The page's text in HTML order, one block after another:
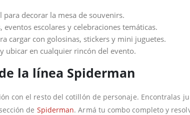
para decorar la mesa de souvenirs.
eventos escolares y celebraciones temáticas.
cargar con golosinas, stickers y mini juguetes.
ubicar en cualquier rincón del evento.
la línea Spiderman
con el resto del cotillón de personaje. Encontralas
de Spiderman. Armá tu combo completo y